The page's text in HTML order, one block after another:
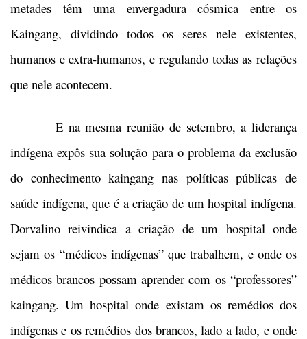
metades têm uma envergadura cósmica entre os
Kaingang, dividindo todos os seres nele existentes,
humanos e extra-humanos, e regulando todas as relações
que nele acontecem.
E na mesma reunião de setembro, a liderança
indígena expôs sua solução para o problema da exclusão
do conhecimento kaingang nas políticas públicas de
saúde indígena, que é a criação de um hospital indígena.
Dorvalino reivindica a criação de um hospital onde
sejam os “médicos indígenas” que trabalhem, e onde os
médicos brancos possam aprender com os “professores”
kaingang. Um hospital onde existam os remédios dos
indígenas e os remédios dos brancos, lado a lado, e onde